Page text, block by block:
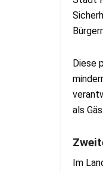
Diese
als
Im